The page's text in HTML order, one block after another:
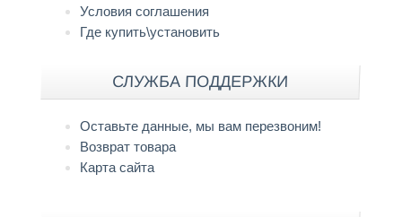
Условия соглашения
Где купить\установить
СЛУЖБА ПОДДЕРЖКИ
Оставьте данные, мы вам перезвоним!
Возврат товара
Карта сайта